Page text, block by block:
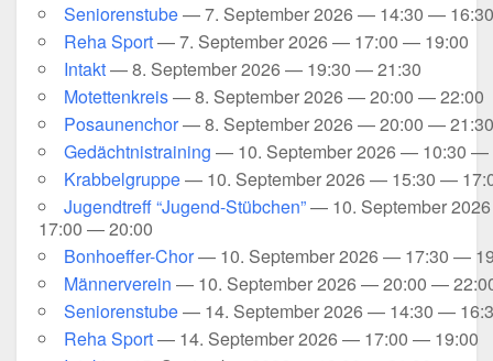
Senio­ren­stu­be— 7. Sep­tem­ber 2026 — 14:30 — 16:30
Reha Sport— 7. Sep­tem­ber 2026 — 17:00 — 19:00
Intakt— 8. Sep­tem­ber 2026 — 19:30 — 21:30
Motet­ten­kreis— 8. Sep­tem­ber 2026 — 20:00 — 22:00
Posau­nen­chor— 8. Sep­tem­ber 2026 — 20:00 — 21:30
Gedächt­nis­trai­ning — 10. Sep­tem­ber 2026 — 10:30 —
Krab­bel­grup­pe— 10. Sep­tem­ber 2026 — 15:30 —
Jugend­treff “Jugend-Stübchen”— 10. Sep­tem­ber
17:00 — 20:00
Bonhoeffer-Chor— 10. Sep­tem­ber 2026 — 17:30 —
Män­ner­ver­ein — 10. Sep­tem­ber 2026 — 20:00 —
Senio­ren­stu­be— 14. Sep­tem­ber 2026 — 14:30 —
Reha Sport— 14. Sep­tem­ber 2026 — 17:00 — 19:00